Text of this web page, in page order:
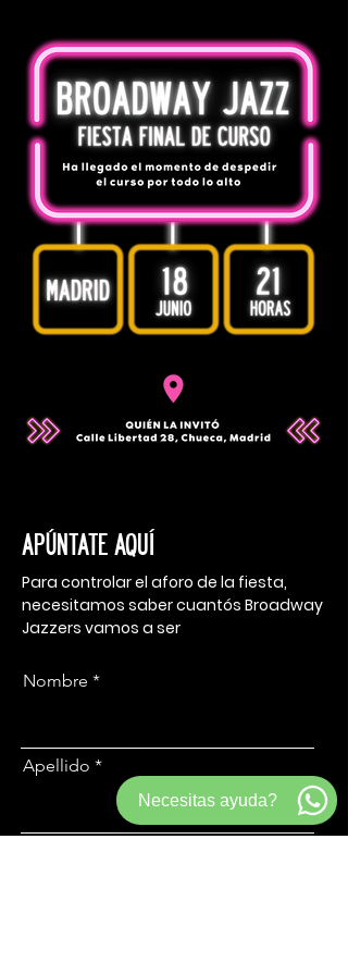
APÚNTATE AQUÍ
Para controlar el aforo de la fiesta,
necesitamos saber cuantós Broadway
Jazzers vamos a ser
Nombre
Apellido
Necesitas ayuda?